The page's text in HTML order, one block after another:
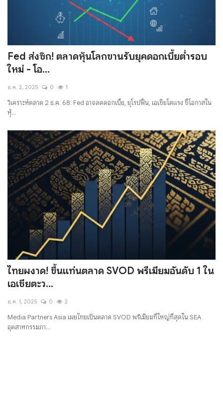
Fed ส่งซิก! ตลาดหุ้นโลกขานรับยุคดอกเบี้ยต่ำรอบ
ใหม่ - โอ...
ธ.ค. 2, 2025 0 1
วิเคราะห์ตลาด 2 ธ.ค. 68: Fed อาจลดดอกเบี้ย, ยุโรปฟื้น, เอเชียโตแรง ชี้โอกาสใน
หุ้...
ไทยผงาด! ขึ้นแท่นตลาด SVOD พรีเมียมอันดับ 1 ใน
เอเชียตะว...
ธ.ค. 1, 2025 0 2
Media Partners Asia เผยไทยเป็นตลาด SVOD พรีเมียมที่ใหญ่ที่สุดใน SEA
อุตสาหกรรมภา...